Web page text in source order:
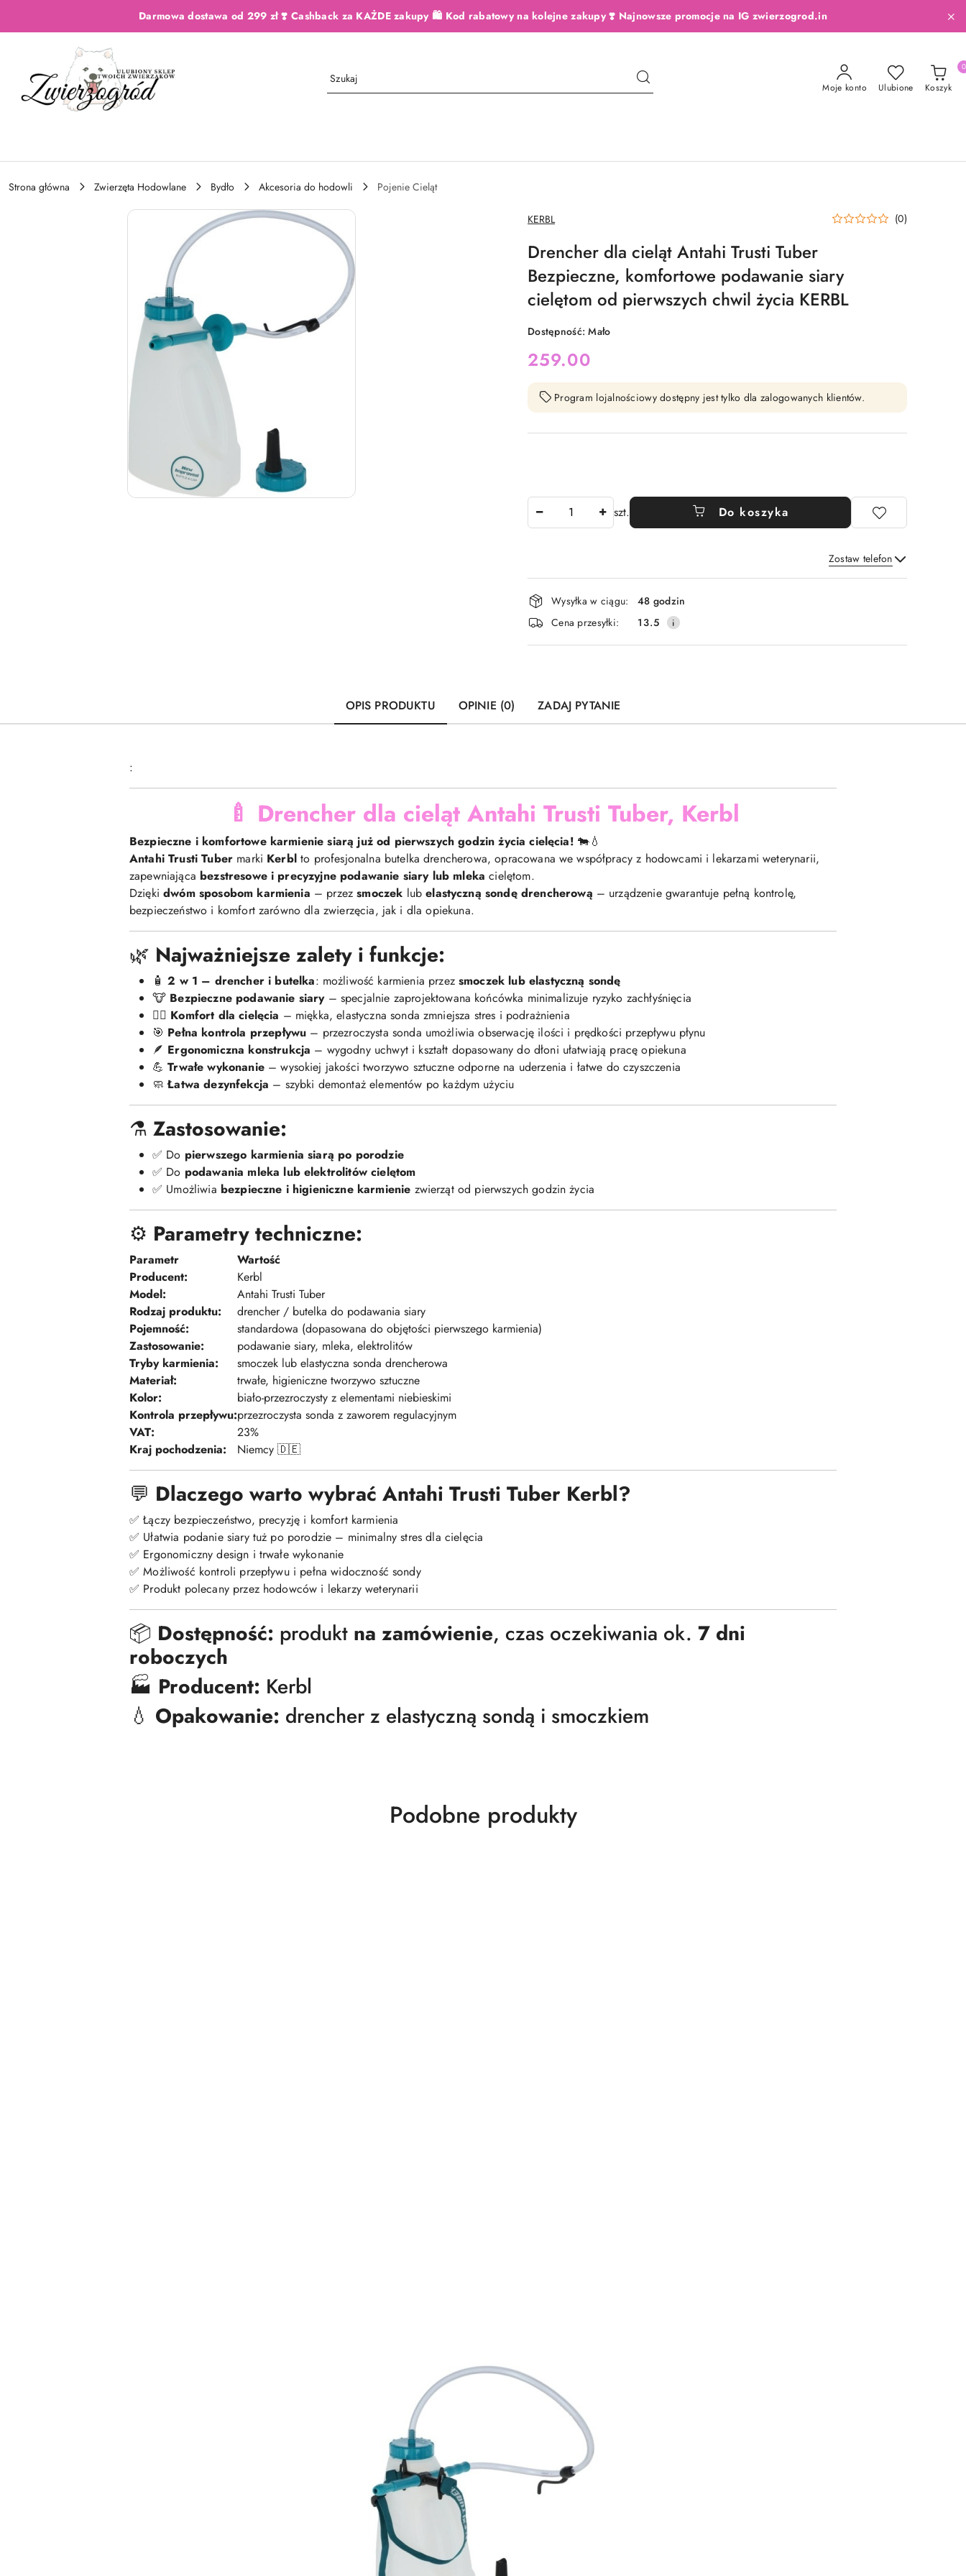
Przejdź do treści głównej
Przejdź do wyszukiwarki
Przejdź do moje konto
Przejdź do menu głównego
Przejdź do opisu produktuDarmowa dostawa od 299 zł ❣️ Cashback za KAŻDE zakupy 🛍️ Kod rabatowy na kolejne zakupy ❣️ Najnowsze promocje na IG zwierzogrod.in
Moje konto Ulubione Koszyk
0
Strona główna Zwierzęta Hodowlane Bydło Akcesoria do hodowli
Pojenie Cieląt
NAZWA
PRODUCENTA:
KERBL (0)
Drencher dla cieląt Antahi Trusti Tuber
Bezpieczne, komfortowe podawanie siary
cielętom od pierwszych chwil życia KERBL
Dostępność:Mało
cena:
259.00
Program lojalnościowy dostępny jest tylko dla zalogowanych klientów.
szt. Do koszyka
Zostaw telefon
Wyślij
Dostępność
i
dostawa
Wysyłka w ciągu:
48 godzin
Cena przesyłki:
13.5
OPIS PRODUKTU OPINIE (0) ZADAJ PYTANIE
:
🍼 Drencher dla cieląt Antahi Trusti Tuber, Kerbl
Bezpieczne i komfortowe karmienie siarą już od pierwszych godzin życia cielęcia! 🐄💧
Antahi Trusti Tuber marki Kerblto profesjonalna butelka drencherowa, opracowana we współpracy z hodowcami i lekarzami weterynarii,
zapewniająca bezstresowe i precyzyjne podawanie siary lub mleka cielętom.
Dziękidwóm sposobom karmienia – przezsmoczek lubelastyczną sondę drencherową – urządzenie gwarantuje pełną kontrolę,
bezpieczeństwo i komfort zarówno dla zwierzęcia, jak i dla opiekuna.
🌿 Najważniejsze zalety i funkcje:
🧴2 w 1 – drencher i butelka: możliwość karmienia przez smoczek lub elastyczną sondę
🐮 Bezpieczne podawanie siary– specjalnie zaprojektowana końcówka minimalizuje ryzyko zachłyśnięcia
💆‍♂️ Komfort dla cielęcia – miękka, elastyczna sonda zmniejsza stres i podrażnienia
🎯 Pełna kontrola przepływu – przezroczysta sonda umożliwia obserwację ilości i prędkości przepływu płynu
🪶 Ergonomiczna konstrukcja – wygodny uchwyt i kształt dopasowany do dłoni ułatwiają pracę opiekuna
💪Trwałe wykonanie– wysokiej jakości tworzywo sztuczne odporne na uderzenia i łatwe do czyszczenia
🧼Łatwa dezynfekcja – szybki demontaż elementów po każdym użyciu
⚗️ Zastosowanie:
✅ Do pierwszego karmienia siarą po porodzie
✅ Do podawania mleka lub elektrolitów cielętom
✅ Umożliwia bezpieczne i higieniczne karmienie zwierząt od pierwszych godzin życia
⚙️ Parametry techniczne:
Parametr
Wartość
Producent:
Kerbl
Model:
Antahi Trusti Tuber
Rodzaj produktu:
drencher / butelka do podawania siary
Pojemność:
standardowa (dopasowana do objętości pierwszego karmienia)
Zastosowanie:
podawanie siary, mleka, elektrolitów
Tryby karmienia:
smoczek lub elastyczna sonda drencherowa
Materiał:
trwałe, higieniczne tworzywo sztuczne
Kolor:
biało-przezroczysty z elementami niebieskimi
Kontrola przepływu:przezroczysta sonda z zaworem regulacyjnym
VAT:
23%
Kraj pochodzenia:
Niemcy 🇩🇪
💬 Dlaczego warto wybrać Antahi Trusti Tuber Kerbl?
✅ Łączy bezpieczeństwo, precyzję i komfort karmienia
✅ Ułatwia podanie siary tuż po porodzie – minimalny stres dla cielęcia
✅ Ergonomiczny design i trwałe wykonanie
✅ Możliwość kontroli przepływu i pełna widoczność sondy
✅ Produkt polecany przez hodowców i lekarzy weterynarii
📦 Dostępność: produkt na zamówienie, czas oczekiwania ok. 7 dni
roboczych
🏭 Producent: Kerbl
💧 Opakowanie: drencher z elastyczną sondą i smoczkiem
Produkty
Podobne produkty